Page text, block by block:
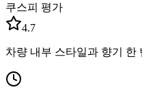
쿠스피 평가
4.7
차량 내부 스타일과 향기 한